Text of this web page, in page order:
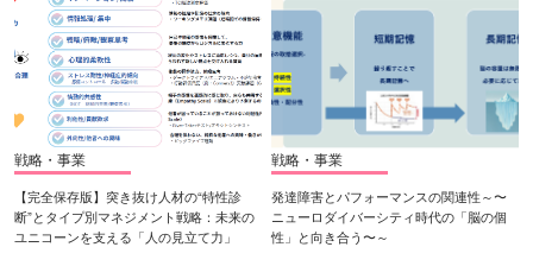
戦略・事業
【完全保存版】突き抜け人材の“特性診
断”とタイプ別マネジメント戦略：未来の
ユニコーンを支える「人の見立て力」
戦略・事業
発達障害とパフォーマンスの関連性～〜
ニューロダイバーシティ時代の「脳の個
性」と向き合う〜～